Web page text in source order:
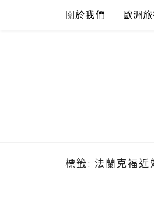
關於我們 歐洲
標籤: 法蘭克福近